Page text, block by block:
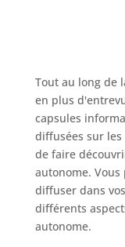
Tout au long de
en plus
capsules
diffusées sur les
de faire
autonome. Vous
diffuser dans
différents
autonome.